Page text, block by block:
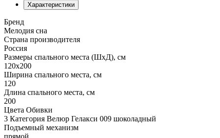
Характеристики
Бренд
Мелодия сна
Страна производителя
Россия
Размеры спального места (ШхД), см
120х200
Ширина спального места, см
120
Длина спального места, см
200
Цвета Обивки
3 Категория Велюр Гелакси 009 шоколадный
Подъемный механизм
прямой